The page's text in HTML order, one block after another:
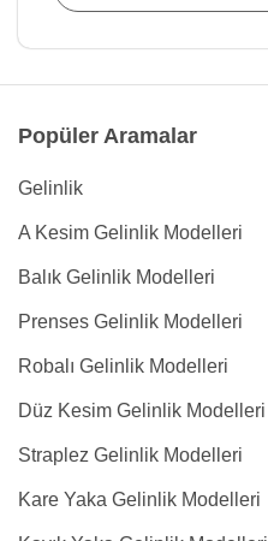
Popüler Aramalar
Gelinlik
A Kesim Gelinlik Modelleri
Balık Gelinlik Modelleri
Prenses Gelinlik Modelleri
Robalı Gelinlik Modelleri
Düz Kesim Gelinlik Modelleri
Straplez Gelinlik Modelleri
Kare Yaka Gelinlik Modelleri